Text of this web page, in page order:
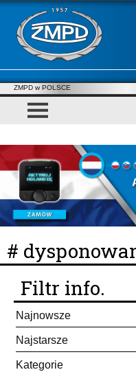
ZMPD w POLSCE
#
Filtr info.
Najnowsze
Najstarsze
Kategorie